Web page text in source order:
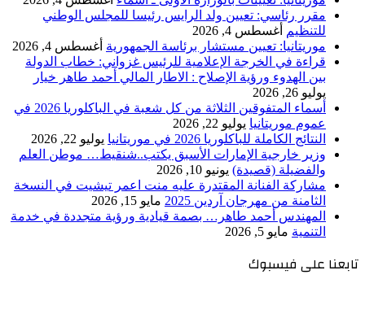
مقرر رئاسي: تعيين ولد الرايس رئيسا للمجلس الوطني
للتنظيم أغسطس 4, 2026
موريتانيا: تعيين مستشار برئاسة الجمهورية أغسطس 4, 2026
قراءة في الخرجة الإعلامية للرئيس غزواني: خطاب الدولة
بين الهدوء ورؤية الإصلاح : الاطار المالي أحمد طاهر خيار
يوليو 26, 2026
أسماء المتفوقين الثلاثة من كل شعبة في الباكلوريا 2026 في
عموم موريتانيا يوليو 22, 2026
النتائج الكاملة للباكلوريا 2026 في موريتانيا
يوليو 22, 2026
وزير خارجية الإمارات الأسبق يكتب..شنقيط… موطن العلم
والفضيلة (قصيدة) يونيو 10, 2026
مشاركة الفنانة المقتدرة عليه منت اعمر تيشيت في النسخة
الثامنة من مهرجان آردين 2025
مايو 15, 2026
المهندس أحمد طاهر… بصمة قيادية ورؤية متجددة في خدمة
التنمية مايو 5, 2026
تابعنا على فيسبوك